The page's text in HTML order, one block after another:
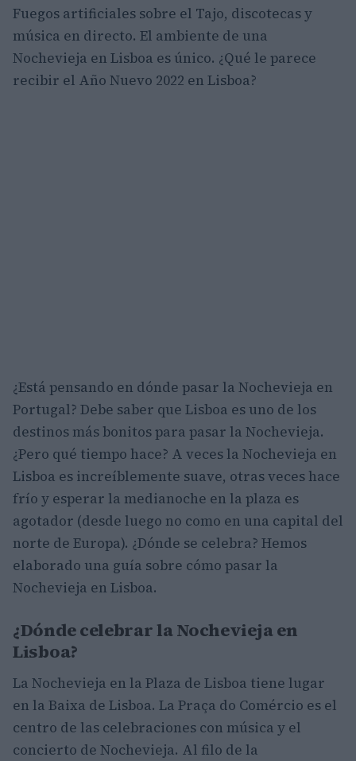
Fuegos artificiales sobre el Tajo, discotecas y
música en directo. El ambiente de una
Nochevieja en Lisboa es único. ¿Qué le parece
recibir el Año Nuevo 2022 en Lisboa?
¿Está pensando en dónde pasar la Nochevieja en
Portugal? Debe saber que Lisboa es uno de los
destinos más bonitos para pasar la Nochevieja.
¿Pero qué tiempo hace? A veces la Nochevieja en
Lisboa es increíblemente suave, otras veces hace
frío y esperar la medianoche en la plaza es
agotador (desde luego no como en una capital del
norte de Europa). ¿Dónde se celebra? Hemos
elaborado una guía sobre cómo pasar la
Nochevieja en Lisboa.
¿Dónde celebrar la Nochevieja en
Lisboa?
La Nochevieja en la Plaza de Lisboa tiene lugar
en la Baixa de Lisboa. La Praça do Comércio es el
centro de las celebraciones con música y el
concierto de Nochevieja. Al filo de la